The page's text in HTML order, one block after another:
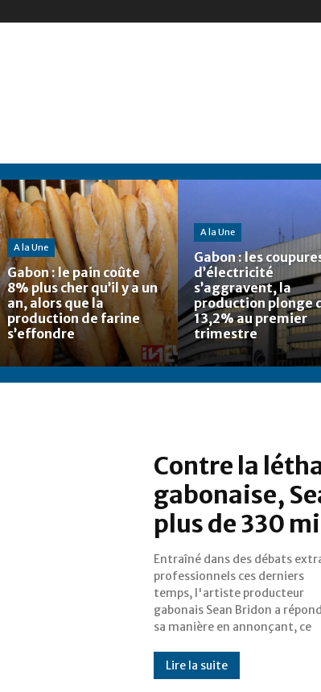
A la Une
Gabon : le pain coûte
8% plus cher qu’il y a un
an, alors que la
production de farine
s’effondre
A la Une
Gabon : les
d’électricité
s’aggravent, la
production plonge
13,2% au premier
trimestre
Contre la
gabonaise,
plus de 330
Entraîné dans des débats
professionnels ces derniers
temps, l'artiste producteur
gabonais Sean Bridon a
sa manière en annonçant, ce
mercredi 12 octobre, la
disposition d'une cagnotte de plus
de 330 millions de fcfa (500.000
dollars américains) au
Lire la suite